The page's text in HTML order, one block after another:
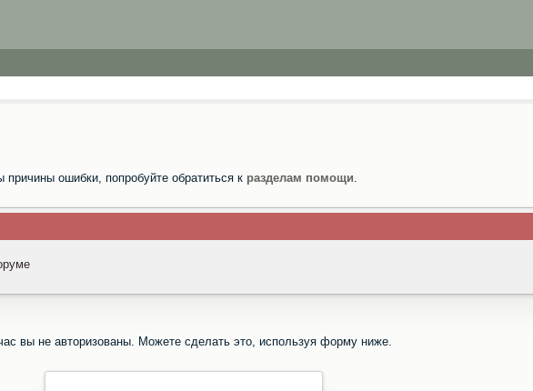
ошибки, попробуйте обратиться к разделам помощи.
вы не авторизованы. Можете сделать это, используя форму ниже.